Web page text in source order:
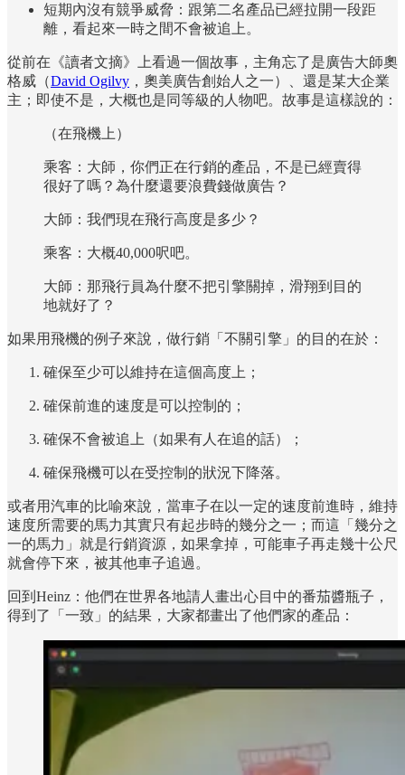
短期內沒有競爭威脅：跟第二名產品已經拉開一段距
離，看起來一時之間不會被追上。
從前在《讀者文摘》上看過一個故事，主角忘了是廣告大師奧
格威（David Ogilvy ，奧美廣告創始人之一）、還是某大企業
主；即使不是，大概也是同等級的人物吧。故事是這樣說的：
（在飛機上）
乘客：大師，你們正在行銷的產品，不是已經賣得
很好了嗎？為什麼還要浪費錢做廣告？
大師：我們現在飛行高度是多少？
乘客：大概40,000呎吧。
大師：那飛行員為什麼不把引擎關掉，滑翔到目的
地就好了？
如果用飛機的例子來說，做行銷「不關引擎」的目的在於：
確保至少可以維持在這個高度上；
確保前進的速度是可以控制的；
確保不會被追上（如果有人在追的話）；
確保飛機可以在受控制的狀況下降落。
或者用汽車的比喻來說，當車子在以一定的速度前進時，維持
速度所需要的馬力其實只有起步時的幾分之一；而這「幾分之
一的馬力」就是行銷資源，如果拿掉，可能車子再走幾十公尺
就會停下來，被其他車子追過。
回到Heinz：他們在世界各地請人畫出心目中的番茄醬瓶子，
得到了「一致」的結果，大家都畫出了他們家的產品：